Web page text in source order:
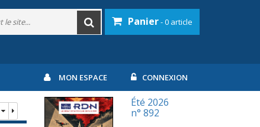
Panier- 0 article
MON ESPACE CONNEXION
Été 2026
n° 892